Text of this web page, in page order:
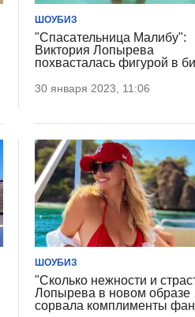
ШОУБИЗ
"Спасательница Малибу":
Виктория Лопырева
похвасталась фигурой в
30 января 2023, 11:06
ШОУБИЗ
"Сколько нежности и
Лопырева в новом образе
сорвала комплименты